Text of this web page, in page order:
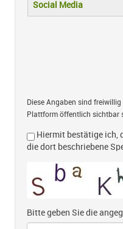
Social Media
Diese Angaben sind
Plattform öffentlich sichtbar
Hiermit bestätige ich,
die dort beschriebene
Bitte geben Sie die